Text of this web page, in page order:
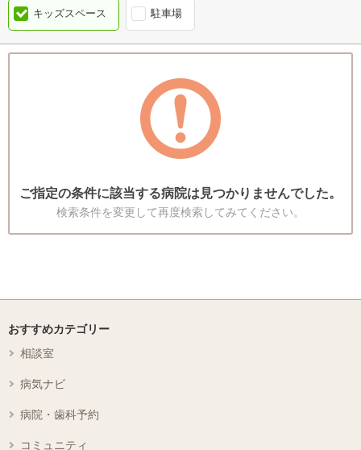
キッズスペース 駐車場
ご指定の条件に該当する病院は見つかりませんでした。
検索条件を変更して再度検索してみてください。
おすすめカテゴリー
相談室
病気ナビ
病院・歯科予約
コミュニティ